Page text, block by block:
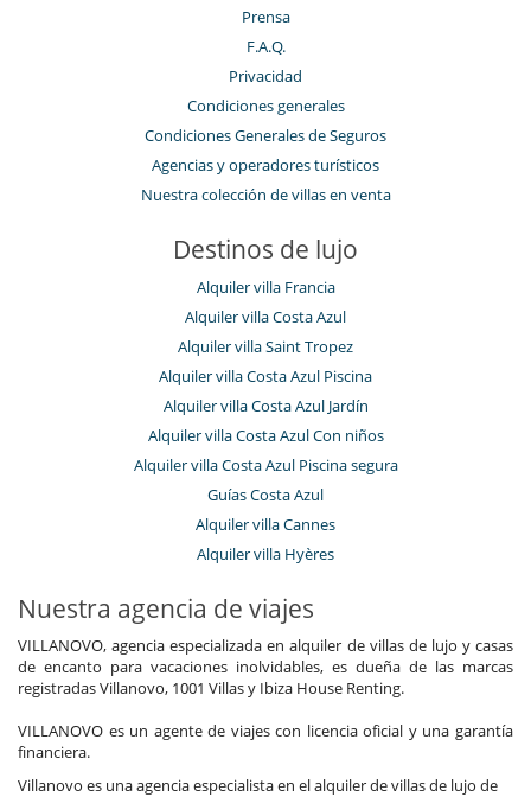
Prensa
F.A.Q.
Privacidad
Condiciones generales
Condiciones Generales de Seguros
Agencias y operadores turísticos
Nuestra colección de villas en venta
Destinos de lujo
Alquiler villa Francia
Alquiler villa Costa Azul
Alquiler villa Saint Tropez
Alquiler villa Costa Azul Piscina
Alquiler villa Costa Azul Jardín
Alquiler villa Costa Azul Con niños
Alquiler villa Costa Azul Piscina segura
Guías Costa Azul
Alquiler villa Cannes
Alquiler villa Hyères
Nuestra agencia de viajes
VILLANOVO, agencia especializada en alquiler de villas de lujo y casas
de encanto para vacaciones inolvidables, es dueña de las marcas
registradas Villanovo, 1001 Villas y Ibiza House Renting.
VILLANOVO es un agente de viajes con licencia oficial y una garantía
financiera.
Villanovo es una agencia especialista en el alquiler de villas de lujo de